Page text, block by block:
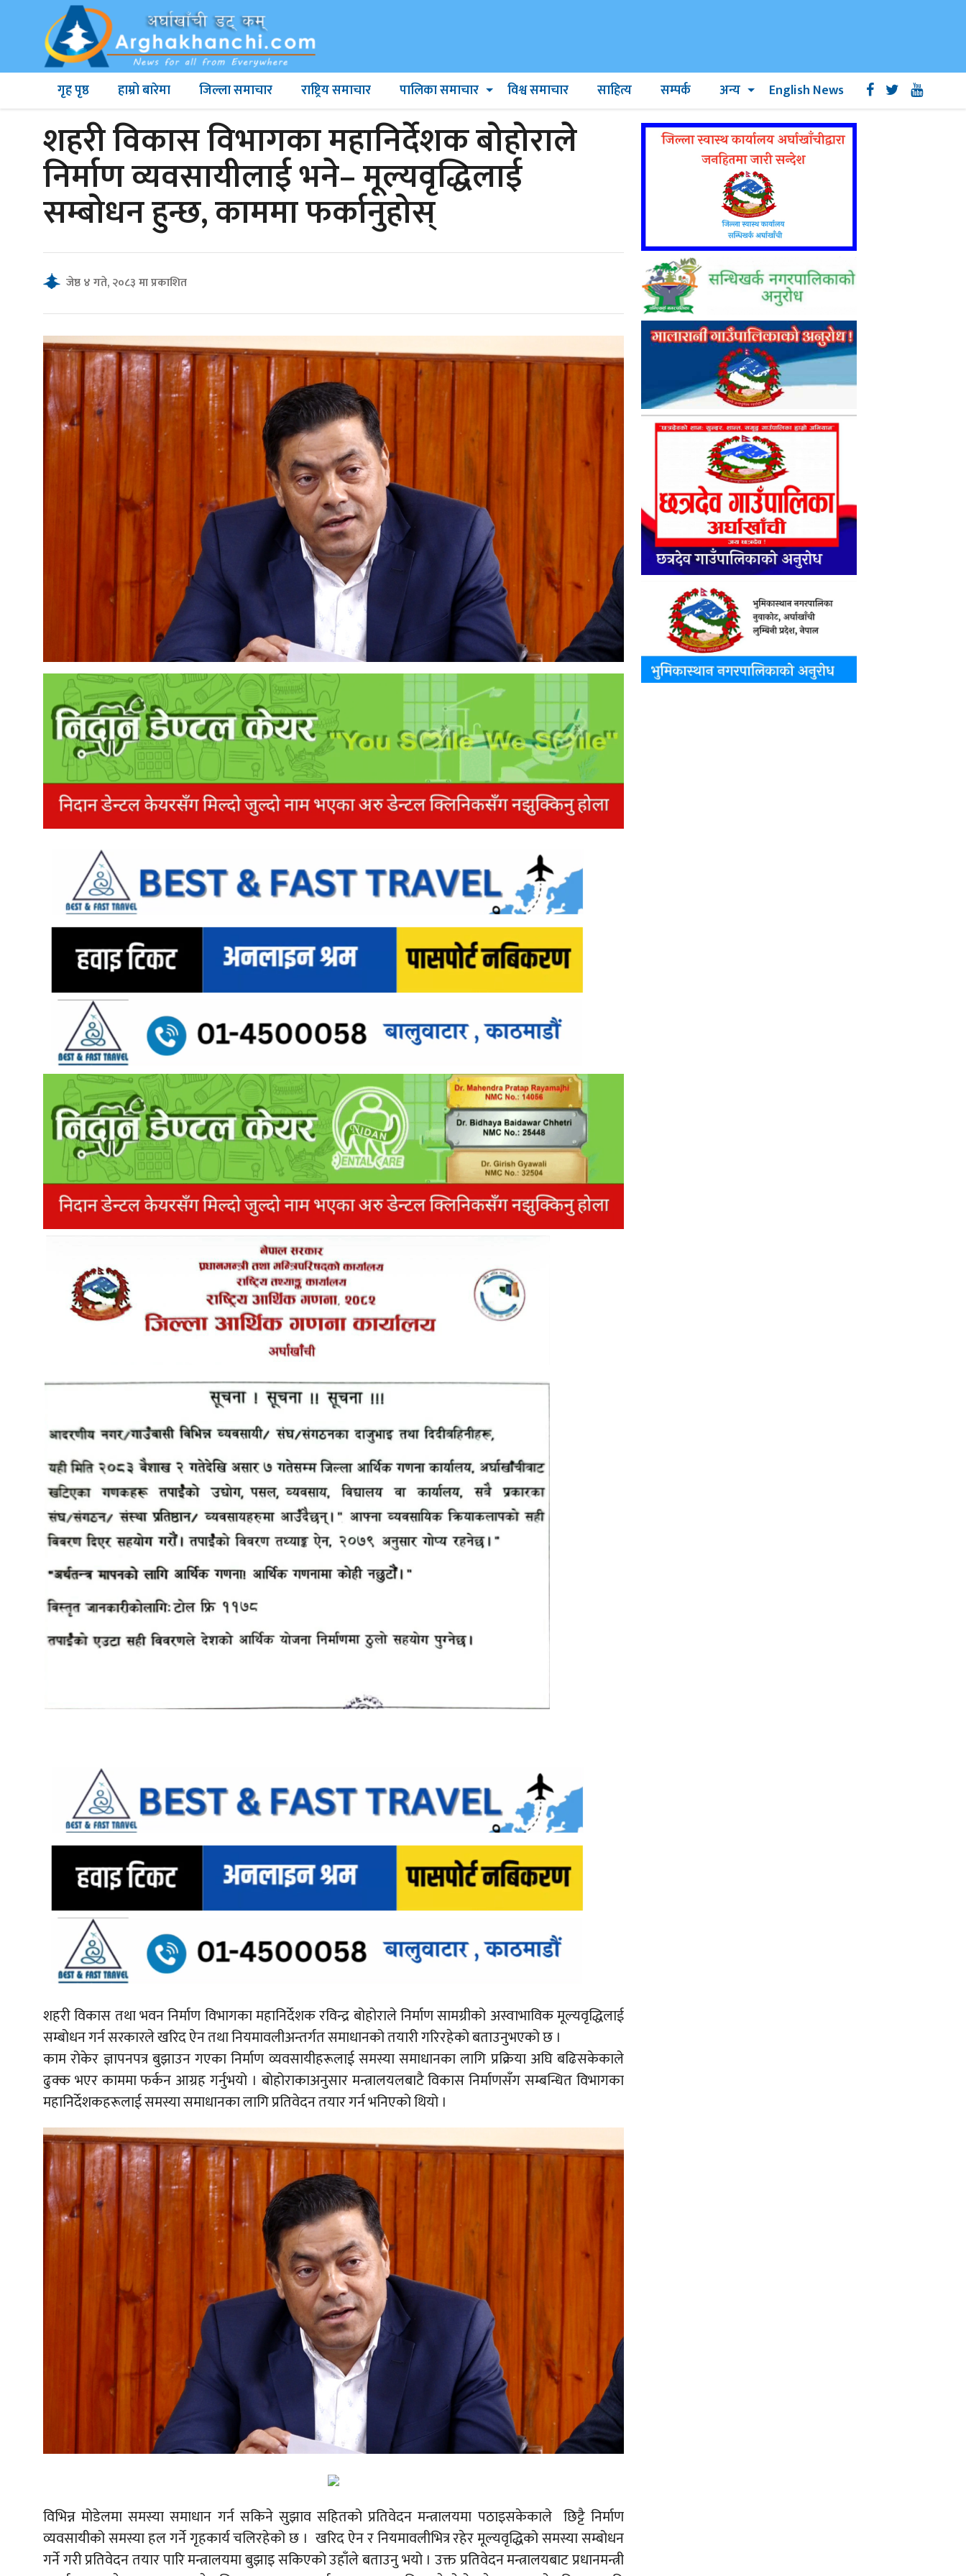
गृह पृष्ठ हाम्रो बारेमा जिल्ला समाचार राष्ट्रिय समाचार पालिका समाचार विश्व समाचार साहित्य सम्पर्क अन्य English News
शहरी विकास विभागका महानिर्देशक बोहोराले
निर्माण व्यवसायीलाई भने– मूल्यवृद्धिलाई
सम्बोधन हुन्छ, काममा फर्कानुहोस्
जेष्ठ ४ गते, २०८३ मा प्रकाशित
शहरी विकास तथा भवन निर्माण विभागका महानिर्देशक रविन्द्र बोहोराले निर्माण सामग्रीको अस्वाभाविक मूल्यवृद्धिलाई
सम्बोधन गर्न सरकारले खरिद ऐन तथा नियमावलीअन्तर्गत समाधानको तयारी गरिरहेको बताउनुभएको छ ।
काम रोकेर ज्ञापनपत्र बुझाउन गएका निर्माण व्यवसायीहरूलाई समस्या समाधानका लागि प्रक्रिया अघि बढिसकेकाले
ढुक्क भएर काममा फर्कन आग्रह गर्नुभयो । बोहोराकाअनुसार मन्त्रालयलबाटै विकास निर्माणसँग सम्बन्धित विभागका
महानिर्देशकहरूलाई समस्या समाधानका लागि प्रतिवेदन तयार गर्न भनिएको थियो ।
विभिन्न मोडेलमा समस्या समाधान गर्न सकिने सुझाव सहितको प्रतिवेदन मन्त्रालयमा पठाइसकेकाले छिट्टै निर्माण
व्यवसायीको समस्या हल गर्ने गृहकार्य चलिरहेको छ । खरिद ऐन र नियमावलीभित्र रहेर मूल्यवृद्धिको समस्या सम्बोधन
गर्ने गरी प्रतिवेदन तयार पारि मन्त्रालयमा बुझाइ सकिएको उहाँले बताउनु भयो । उक्त प्रतिवेदन मन्त्रालयबाट प्रधानमन्त्री